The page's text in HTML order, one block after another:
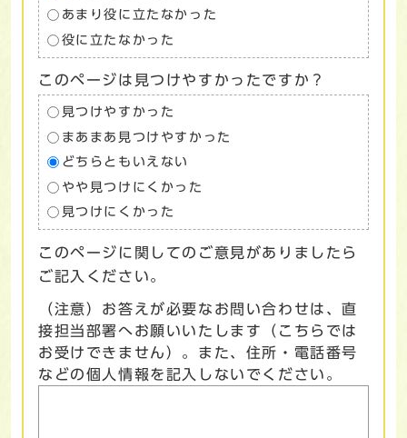
あまり役に立たなかった
役に立たなかった
このページは見つけやすかったですか？
見つけやすかった
まあまあ見つけやすかった
どちらともいえない
やや見つけにくかった
見つけにくかった
このページに関してのご意見がありましたら
ご記入ください。
（注意）お答えが必要なお問い合わせは、直
接担当部署へお願いいたします（こちらでは
お受けできません）。また、住所・電話番号
などの個人情報を記入しないでください。